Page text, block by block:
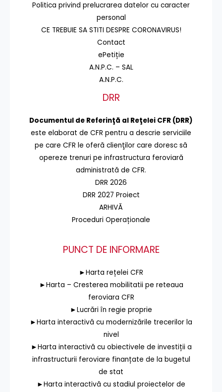
Politica privind prelucrarea datelor cu caracter
personal
CE TREBUIE SA STITI DESPRE CORONAVIRUS!
Contact
ePetiție
A.N.P.C. – SAL
A.N.P.C.
DRR
Documentul de Referinţă al Reţelei CFR (DRR)
este elaborat de CFR pentru a descrie serviciile
pe care CFR le oferă clienţilor care doresc să
opereze trenuri pe infrastructura feroviară
administrată de CFR.
DRR 2026
DRR 2027 Proiect
ARHIVĂ
Proceduri Operaționale
PUNCT DE INFORMARE
►Harta rețelei CFR
►Harta – Cresterea mobilitatii pe reteaua
feroviara CFR
►Lucrări în regie proprie
►Harta interactivă cu modernizările trecerilor la
nivel
►Harta interactivă cu obiectivele de investiții a
infrastructurii feroviare finanțate de la bugetul
de stat
►Harta interactivă cu stadiul proiectelor de